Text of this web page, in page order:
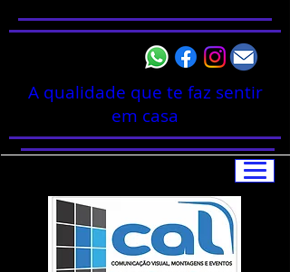
A qualidade que te faz sentir
em casa